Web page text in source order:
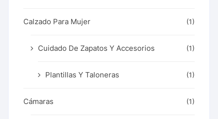
Calzado Para Mujer (1)
Cuidado De Zapatos Y Accesorios (1)
Plantillas Y Taloneras (1)
Cámaras (1)